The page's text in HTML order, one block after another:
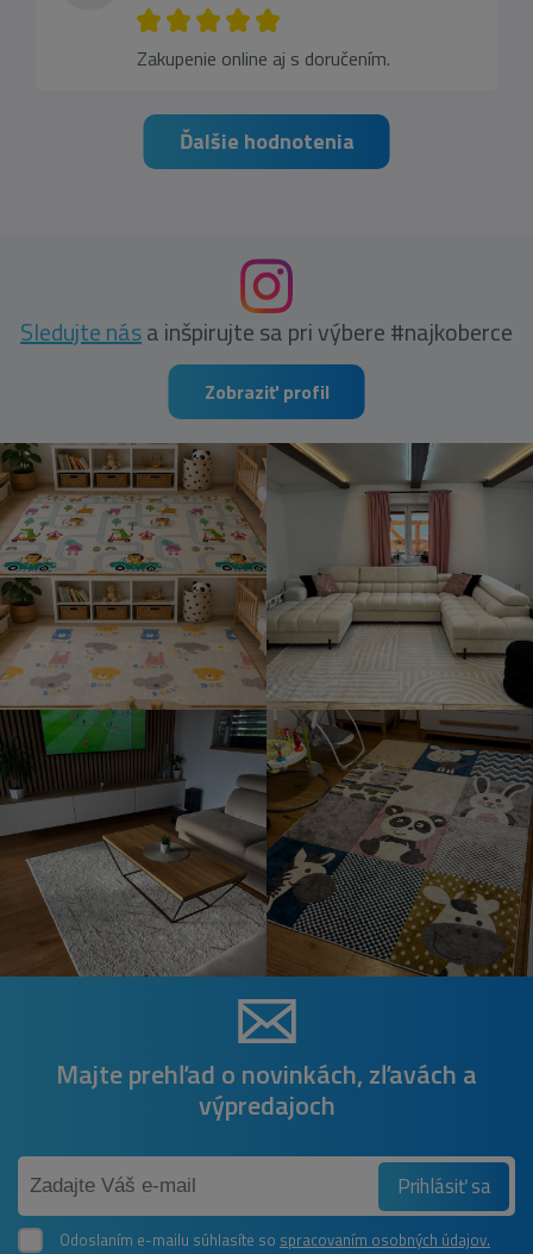
Zakupenie online aj s doručením.
Ďalšie hodnotenia
Sledujte nása inšpirujte sa pri výbere #najkoberce
Zobraziť profil
Majte prehľad o novinkách, zľavách a
výpredajoch
Prihlásiť sa
Odoslaním e-mailu súhlasíte so spracovaním osobných údajov.